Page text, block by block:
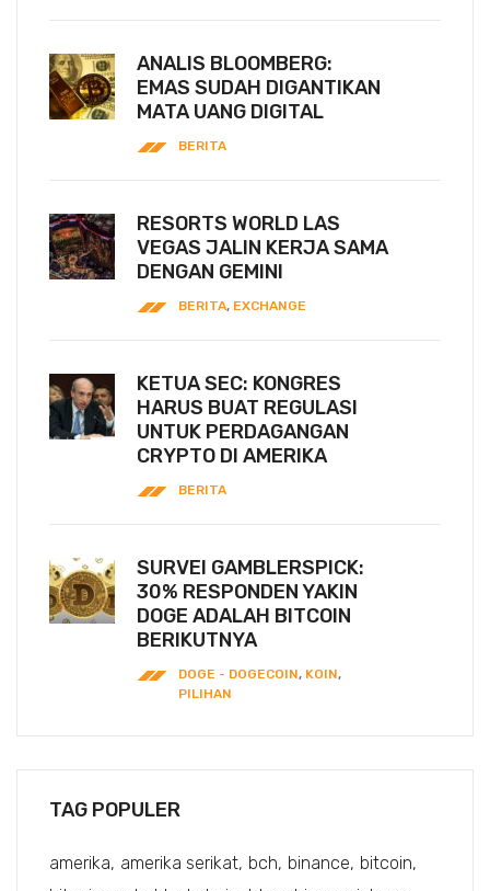
ANALIS BLOOMBERG:
EMAS SUDAH DIGANTIKAN
MATA UANG DIGITAL
BERITA
RESORTS WORLD LAS
VEGAS JALIN KERJA SAMA
DENGAN GEMINI
BERITA, EXCHANGE
KETUA SEC: KONGRES
HARUS BUAT REGULASI
UNTUK PERDAGANGAN
CRYPTO DI AMERIKA
BERITA
SURVEI GAMBLERSPICK:
30% RESPONDEN YAKIN
DOGE ADALAH BITCOIN
BERIKUTNYA
DOGE - DOGECOIN, KOIN,
PILIHAN
TAG POPULER
amerika amerika serikat bch binance bitcoin